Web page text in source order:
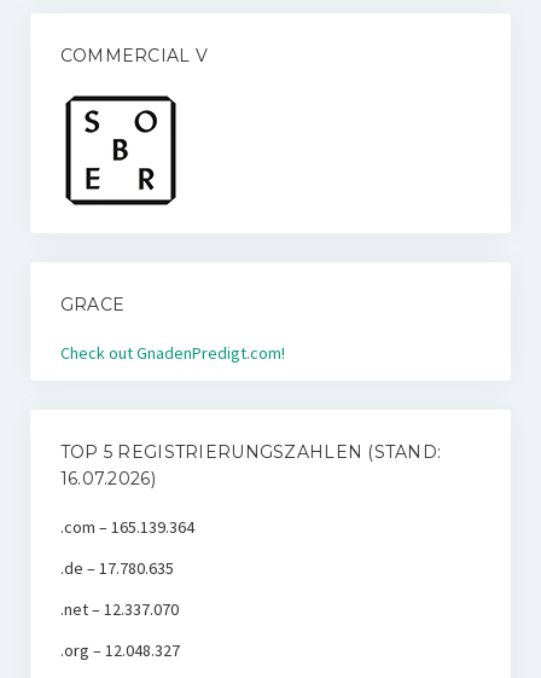
COMMERCIAL V
GRACE
Check out GnadenPredigt.com!
TOP 5 REGISTRIERUNGSZAHLEN (STAND:
16.07.2026)
.com – 165.139.364
.de – 17.780.635
.net – 12.337.070
.org – 12.048.327